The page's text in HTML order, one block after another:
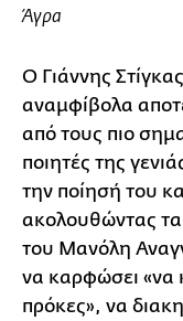
Άγρα
Ο Γιάννης Στίγκας
αναμφίβολα
από τους πιο
ποιητές της
την ποίησή του
ακολουθώντας
του Μανόλη
να καρφώσει «να
πρόκες», να